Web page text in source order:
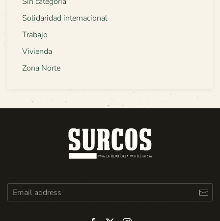
Solidaridad internacional
Trabajo
Vivienda
Zona Norte